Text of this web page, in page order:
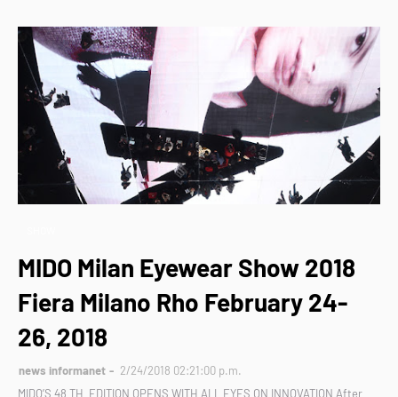
MIDO Milan Eyewear Show 2018
Fiera Milano Rho February 24-
26, 2018
news informanet
2/24/2018 02:21:00 p.m.
MIDO’S 48 TH EDITION OPENS WITH ALL EYES ON INNOVATION After